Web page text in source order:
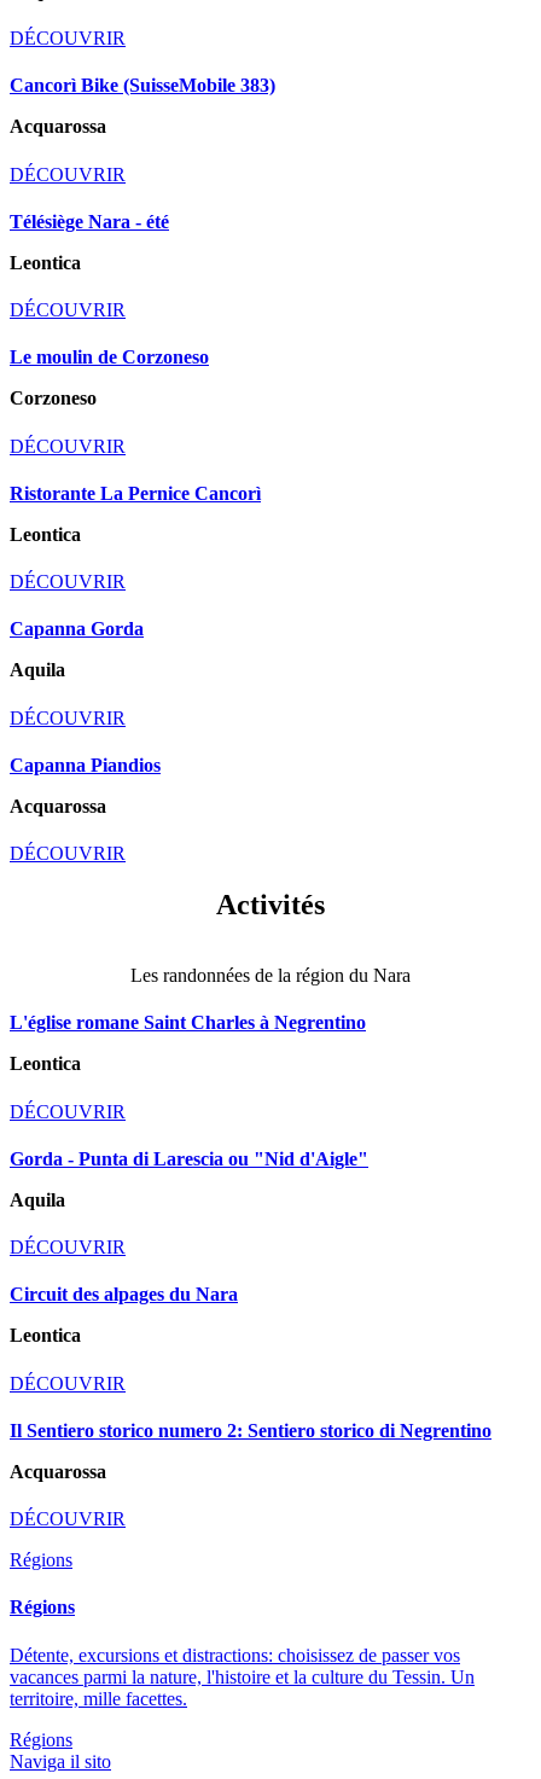
DÉCOUVRIR
Cancorì Bike (SuisseMobile 383)
Acquarossa
DÉCOUVRIR
Télésiège Nara - été
Leontica
DÉCOUVRIR
Le moulin de Corzoneso
Corzoneso
DÉCOUVRIR
Ristorante La Pernice Cancorì
Leontica
DÉCOUVRIR
Capanna Gorda
Aquila
DÉCOUVRIR
Capanna Piandios
Acquarossa
DÉCOUVRIR
Activités
Les randonnées de la région du Nara
L'église romane Saint Charles à Negrentino
Leontica
DÉCOUVRIR
Gorda - Punta di Larescia ou "Nid d'Aigle"
Aquila
DÉCOUVRIR
Circuit des alpages du Nara
Leontica
DÉCOUVRIR
Il Sentiero storico numero 2: Sentiero storico di Negrentino
Acquarossa
DÉCOUVRIR
Régions
Régions
Détente, excursions et distractions: choisissez de passer vos
vacances parmi la nature, l'histoire et la culture du Tessin. Un
territoire, mille facettes.
Régions
Naviga il sito